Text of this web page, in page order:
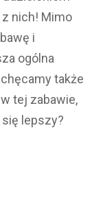
nich! Mimo
i
ogólna
także
tej zabawie,
lepszy?